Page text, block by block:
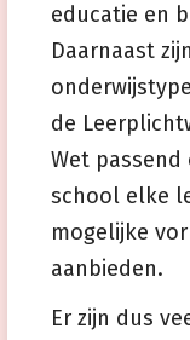
educatie en
Daarnaast
de
Wet passend
school elke
mogelijke
aanbieden.
Er zijn dus